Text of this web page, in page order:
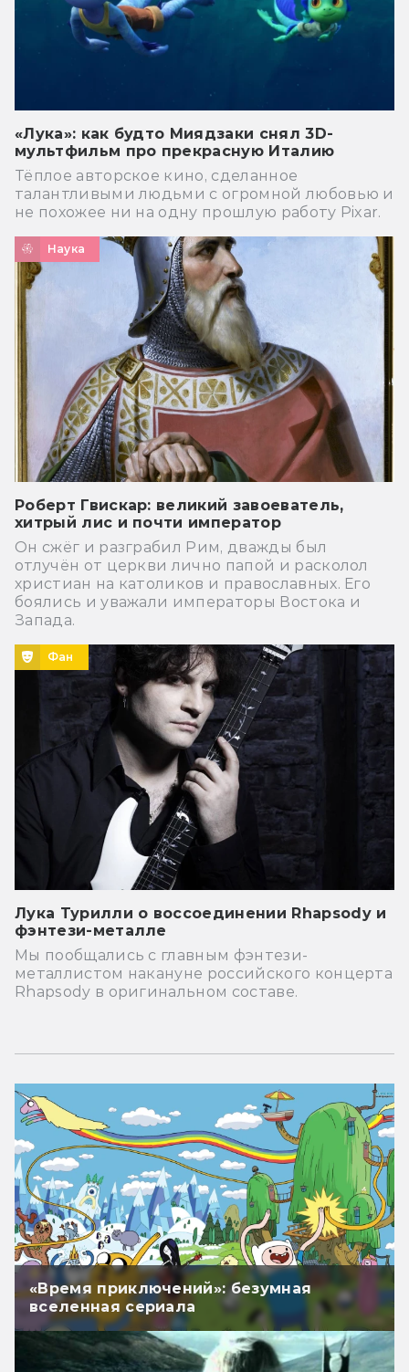
«Лука»: как будто Миядзаки снял 3D-
мультфильм про прекрасную Италию
Тёплое авторское кино, сделанное
талантливыми людьми с огромной любовью и
не похожее ни на одну прошлую работу Pixar.
Наука
Роберт Гвискар: великий завоеватель,
хитрый лис и почти император
Он сжёг и разграбил Рим, дважды был
отлучён от церкви лично папой и расколол
христиан на католиков и православных. Его
боялись и уважали императоры Востока и
Запада.
Фан
Лука Турилли о воссоединении Rhapsody и
фэнтези-металле
Мы пообщались с главным фэнтези-
металлистом накануне российского концерта
Rhapsody в оригинальном составе.
«Время приключений»: безумная
вселенная сериала